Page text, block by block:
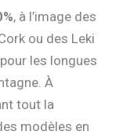
, à l’image des
ou des Leki
les longues
À
tout la
modèles en